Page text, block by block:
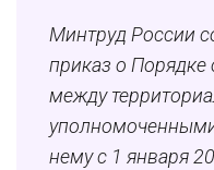
Минтруд России
приказ о
между
нему с 1 января